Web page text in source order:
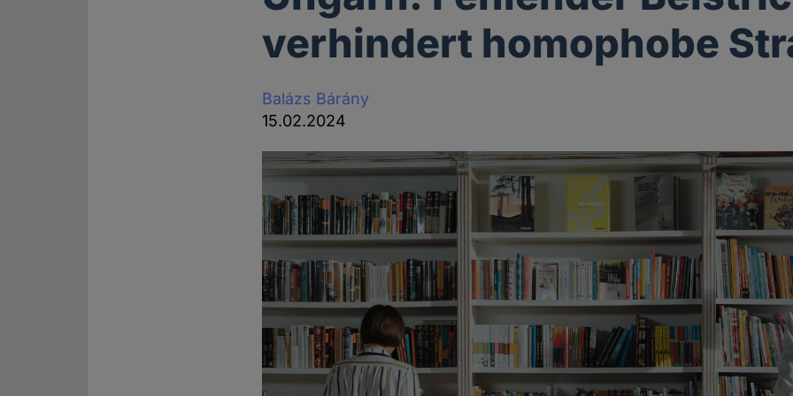
verhindert homophobe
Balázs Bárány
15.02.2024